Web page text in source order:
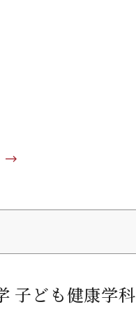
子ども健康学科